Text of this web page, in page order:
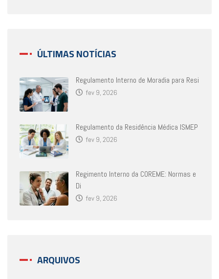
ÚLTIMAS NOTÍCIAS
Regulamento Interno de Moradia para Resi
fev 9, 2026
Regulamento da Residência Médica ISMEP
fev 9, 2026
Regimento Interno da COREME: Normas e
Di
fev 9, 2026
ARQUIVOS